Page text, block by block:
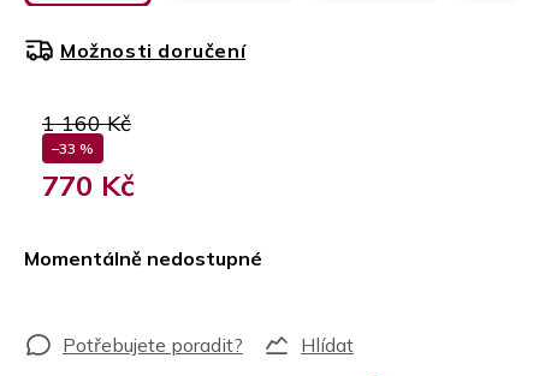
1 160 Kč
–33 %
770 Kč
Momentálně nedostupné
Možnosti doručení
Hlídat